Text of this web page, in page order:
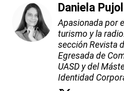
Daniela
Apasionada por
turismo y la
sección Revista
Egresada de
UASD y del
Identidad